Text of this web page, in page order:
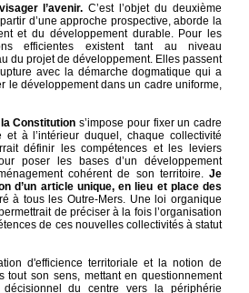
l’avenir. C’est l’objet du deuxième
d’une approche prospective, aborde la
et du développement durable. Pour les
efficientes existent tant au niveau
du projet de développement. Elles passent
avec la démarche dogmatique qui a
le développement dans un cadre uniforme,
Constitution s’impose pour fixer un cadre
et à l’intérieur duquel, chaque collectivité
définir les compétences et les leviers
poser les bases d’un développement
cohérent de son territoire. Je
d’un article unique, en lieu et place des
à tous les Outre-Mers. Une loi organique
de préciser à la fois l’organisation
de ces nouvelles collectivités à statut
d'efficience territoriale et la notion de
tout son sens, mettant en questionnement
du centre vers la périphérie